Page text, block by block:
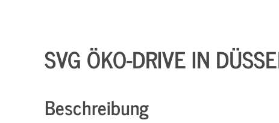
SVG ÖKO-DRIVE IN
Beschreibung